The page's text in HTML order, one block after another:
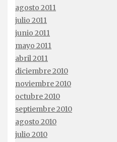
agosto 2011
julio 2011
junio 2011
mayo 2011
abril 2011
diciembre 2010
noviembre 2010
octubre 2010
septiembre 2010
agosto 2010
julio 2010